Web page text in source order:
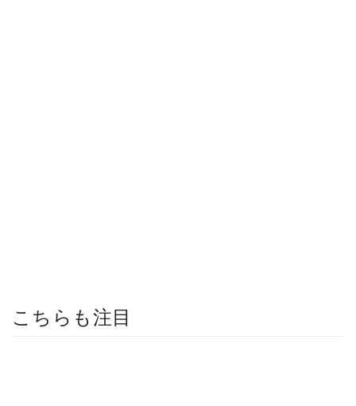
こちらも注目